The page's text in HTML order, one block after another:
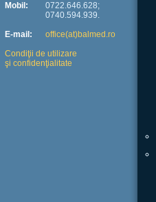
Mobil:
E-mail:
0722.646.628;
0740.594.939.
office(at)balmed.ro
Condiţii de utilizare
şi confidenţialitate